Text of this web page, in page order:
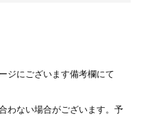
ジにございます備考欄にて
わない場合がございます。予